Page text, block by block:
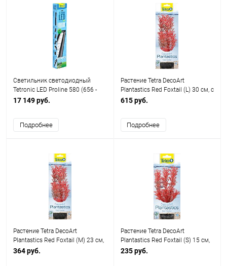
Cветильник светодиодный
Tetronic LED Proline 580 (656 -
894 мм с адаптерами)
17 149 руб.
Подробнее
Растение Tetra DecoArt
Plantastics Red Foxtail (L) 30 см, с
утяжелителем
615 руб.
Подробнее
Растение Tetra DecoArt
Plantastics Red Foxtail (M) 23 см,
с утяжелителем
364 руб.
Растение Tetra DecoArt
Plantastics Red Foxtail (S) 15 см,
с утяжелителем
235 руб.